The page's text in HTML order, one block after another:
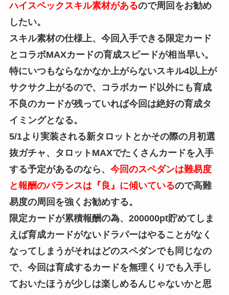
ハイスペックスキル素材があるので周回をお勧め
したい。
スキル素材の仕様上、今回入手できる限定カード
とコラボMAXカードの育成スピードが相当早い。
特にいつもならなかなか上がらないスキル4以上が
サクサク上がるので、コラボカード以外にも育成
不良のカードが残っていれば今回は絶好の育成タ
イミングとなる。
5/1より実装される新タロットとかその際の月初選
抜ガチャ、タロットMAXでたくさんカードを入手
する予定があるのなら、 今回のスペダンは難易度
と報酬のバランスは『良』に傾いているので高難
易度の周回を強くお勧めする。
限定カードが累積報酬の為、200000pt貯めてしま
えば育成カードがないドラパーはやることがなく
なってしまうがそれはどのスペダンでも同じなの
で、今回は育成するカードを無理くりでも入手し
ておいたほうが少しは楽しめるんじゃないかと思